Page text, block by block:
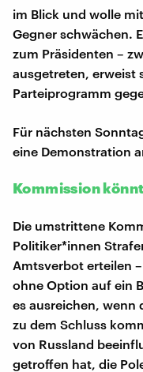
im Blick und wolle
Gegner schwächen.
zum Präsidenten –
ausgetreten, erweist
Parteiprogramm
Für nächsten
eine Demonstration
Kommission
Die umstrittene
Politiker*innen
Amtsverbot erteilen
ohne Option auf ein
es ausreichen, wenn
zu dem Schluss
von Russland
getroffen hat, die